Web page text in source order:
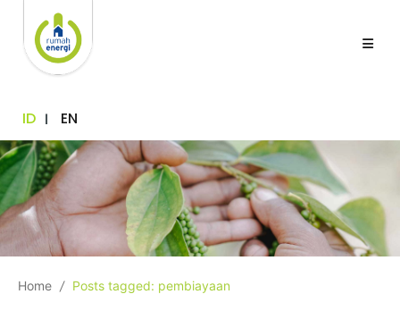
ID EN
Home / Posts tagged: pembiayaan